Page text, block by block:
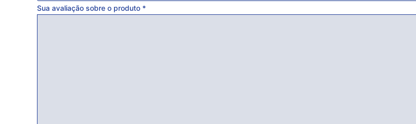
Sua avaliação sobre o produto *